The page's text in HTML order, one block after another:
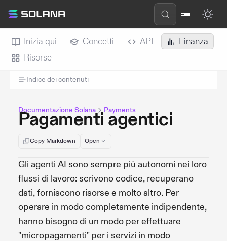
Inizia qui Concetti API
Finanza
Risorse
Indice dei contenuti
Documentazione Solana Payments
Pagamenti agentici
Copy Markdown Open
Gli agenti AI sono sempre più autonomi nei loro
flussi di lavoro: scrivono codice, recuperano
dati, forniscono risorse e molto altro. Per
operare in modo completamente indipendente,
hanno bisogno di un modo per effettuare
"micropagamenti" per i servizi in modo